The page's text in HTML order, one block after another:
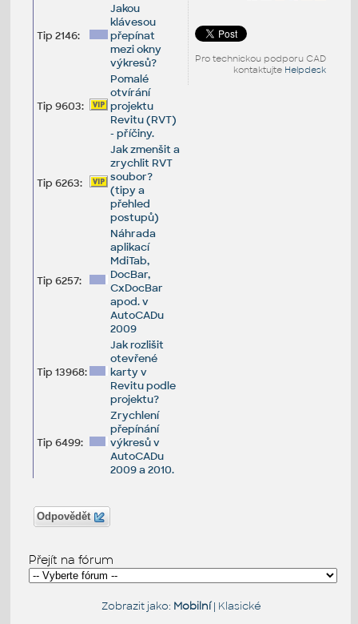
Pro technickou podporu CAD
kontaktujte Helpdesk
Tip 2146:
Jakou
klávesou
přepínat
mezi okny
výkresů?
Tip 9603:
Pomalé
otvírání
projektu
Revitu (RVT)
- příčiny.
Tip 6263:
Jak zmenšit a
zrychlit RVT
soubor?
(tipy a
přehled
postupů)
Tip 6257:
Náhrada
aplikací
MdiTab,
DocBar,
CxDocBar
apod. v
AutoCADu
2009
Tip 13968:
Jak rozlišit
otevřené
karty v
Revitu podle
projektu?
Tip 6499:
Zrychlení
přepínání
výkresů v
AutoCADu
2009 a 2010.
Odpovědět
Přejít na fórum
Zobrazit jako: Mobilní| Klasické